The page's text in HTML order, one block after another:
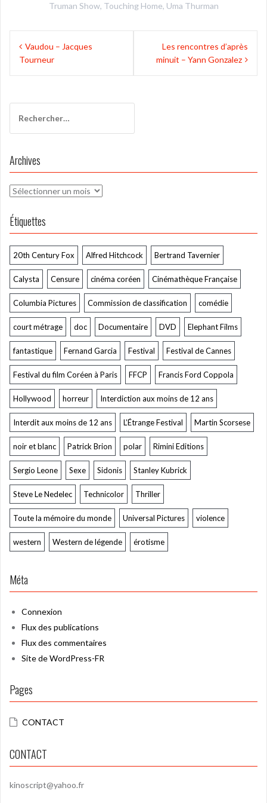
Truman Show, Touching Home, Uma Thurman
Navigation
deVaudou – Jacques
Tourneur
Les rencontres d’après
minuit – Yann Gonzalez
Archives
Archives
Étiquettes
20th Century Fox Alfred Hitchcock Bertrand Tavernier
Calysta Censure cinéma coréen Cinémathèque Française
Columbia Pictures Commission de classification comédie
court métrage doc Documentaire DVD Elephant Films
fantastique Fernand Garcia Festival Festival de Cannes
Festival du film Coréen à Paris FFCP Francis Ford Coppola
Hollywood horreur Interdiction aux moins de 12 ans
Interdit aux moins de 12 ans L’Étrange Festival Martin Scorsese
noir et blanc Patrick Brion polar Rimini Editions
Sergio Leone Sexe Sidonis Stanley Kubrick
Steve Le Nedelec Technicolor Thriller
Toute la mémoire du monde Universal Pictures violence
western Western de légende érotisme
Méta
Connexion
Flux des publications
Flux des commentaires
Site de WordPress-FR
Pages
CONTACT
CONTACT
kinoscript@yahoo.fr